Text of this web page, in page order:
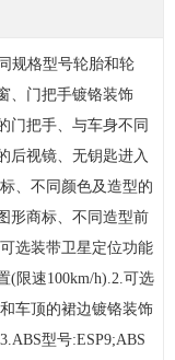
规格型号轮胎和轮
、门把手镀铬装饰
门把手、与车身不同
后视镜、无钥匙进入
、不同颜色及造型的
形商标、不同造型前
选装带卫星定位功能
(限速100km/h).2.可选
车顶的裙边镀铬装饰
型号:ESP9;ABS